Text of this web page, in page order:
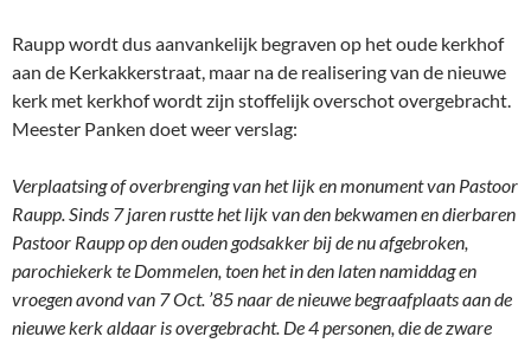
Raupp wordt dus aanvankelijk begraven op het oude kerkhof
aan de Kerkakkerstraat, maar na de realisering van de nieuwe
kerk met kerkhof wordt zijn stoffelijk overschot overgebracht.
Meester Panken doet weer verslag:
Verplaatsing of overbrenging van het lijk en monument van Pastoor
Raupp. Sinds 7 jaren rustte het lijk van den bekwamen en dierbaren
Pastoor Raupp op den ouden godsakker bij de nu afgebroken,
parochiekerk te Dommelen, toen het in den laten namiddag en
vroegen avond van 7 Oct. ’85 naar de nieuwe begraafplaats aan de
nieuwe kerk aldaar is overgebracht. De 4 personen, die de zware